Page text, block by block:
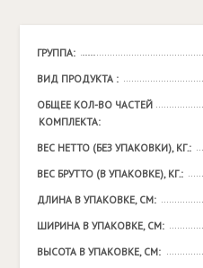
ГРУППА:
ВИД ПРОДУКТА :
ОБЩЕЕ КОЛ-ВО ЧАСТЕЙ
КОМПЛЕКТА:
ВЕС НЕТТО (БЕЗ УПАКОВКИ), КГ.:
ВЕС БРУТТО (В УПАКОВКЕ), КГ.:
ДЛИНА В УПАКОВКЕ, СМ:
ШИРИНА В УПАКОВКЕ, СМ:
ВЫСОТА В УПАКОВКЕ, СМ: